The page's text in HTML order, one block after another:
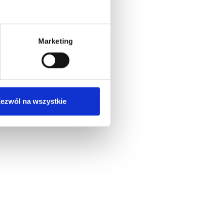
Marketing
na wszystkie